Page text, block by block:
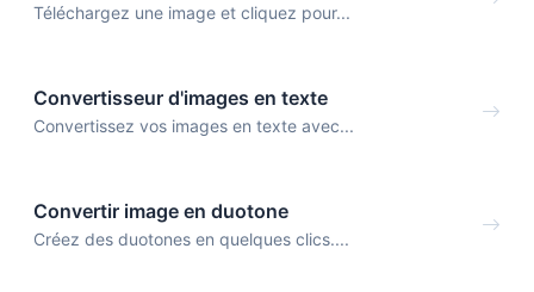
Téléchargez une image et cliquez pour...
Convertisseur d'images en texte
Convertissez vos images en texte avec...
Convertir image en duotone
Créez des duotones en quelques clics....